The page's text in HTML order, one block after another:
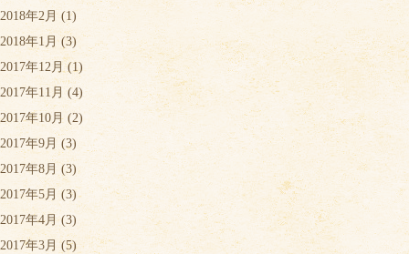
2018年2月 (1)
2018年1月 (3)
2017年12月(1)
2017年11月 (4)
2017年10月 (2)
2017年9月 (3)
2017年8月 (3)
2017年5月 (3)
2017年4月(3)
2017年3月 (5)